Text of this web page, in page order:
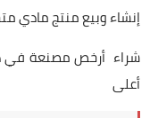
إنشاء وبيع منتج
شراء أرخص مصنعة في
أعلى